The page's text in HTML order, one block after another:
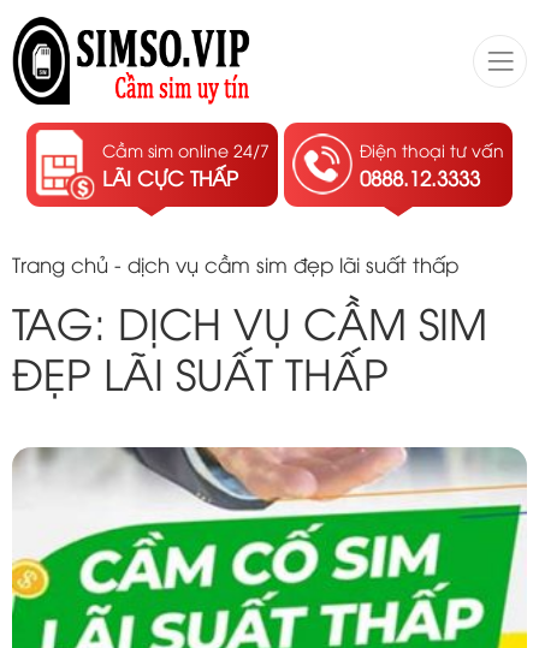
Cầm sim online 24/7
LÃI CỰC THẤP
Điện thoại tư vấn
0888.12.3333
Trang chủ - dịch vụ cầm sim đẹp lãi suất thấp
TAG: DỊCH VỤ CẦM SIM
ĐẸP LÃI SUẤT THẤP